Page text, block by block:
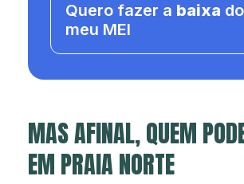
Quero fazer a baixa do
meu MEI
MAS AFINAL, QUEM
EM PRAIA NORTE